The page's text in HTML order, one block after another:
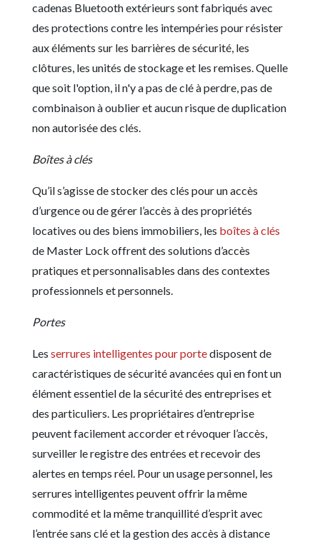
cadenas Bluetooth extérieurs sont fabriqués avec
des protections contre les intempéries pour résister
aux éléments sur les barrières de sécurité, les
clôtures, les unités de stockage et les remises. Quelle
que soit l'option, il n'y a pas de clé à perdre, pas de
combinaison à oublier et aucun risque de duplication
non autorisée des clés.
Boîtes à clés
Qu’il s’agisse de stocker des clés pour un accès
d’urgence ou de gérer l’accès à des propriétés
locatives ou des biens immobiliers, les boîtes à clés
de Master Lock offrent des solutions d’accès
pratiques et personnalisables dans des contextes
professionnels et personnels.
Portes
Les serrures intelligentes pour portedisposent de
caractéristiques de sécurité avancées qui en font un
élément essentiel de la sécurité des entreprises et
des particuliers. Les propriétaires d’entreprise
peuvent facilement accorder et révoquer l’accès,
surveiller le registre des entrées et recevoir des
alertes en temps réel. Pour un usage personnel, les
serrures intelligentes peuvent offrir la même
commodité et la même tranquillité d’esprit avec
l’entrée sans clé et la gestion des accès à distance